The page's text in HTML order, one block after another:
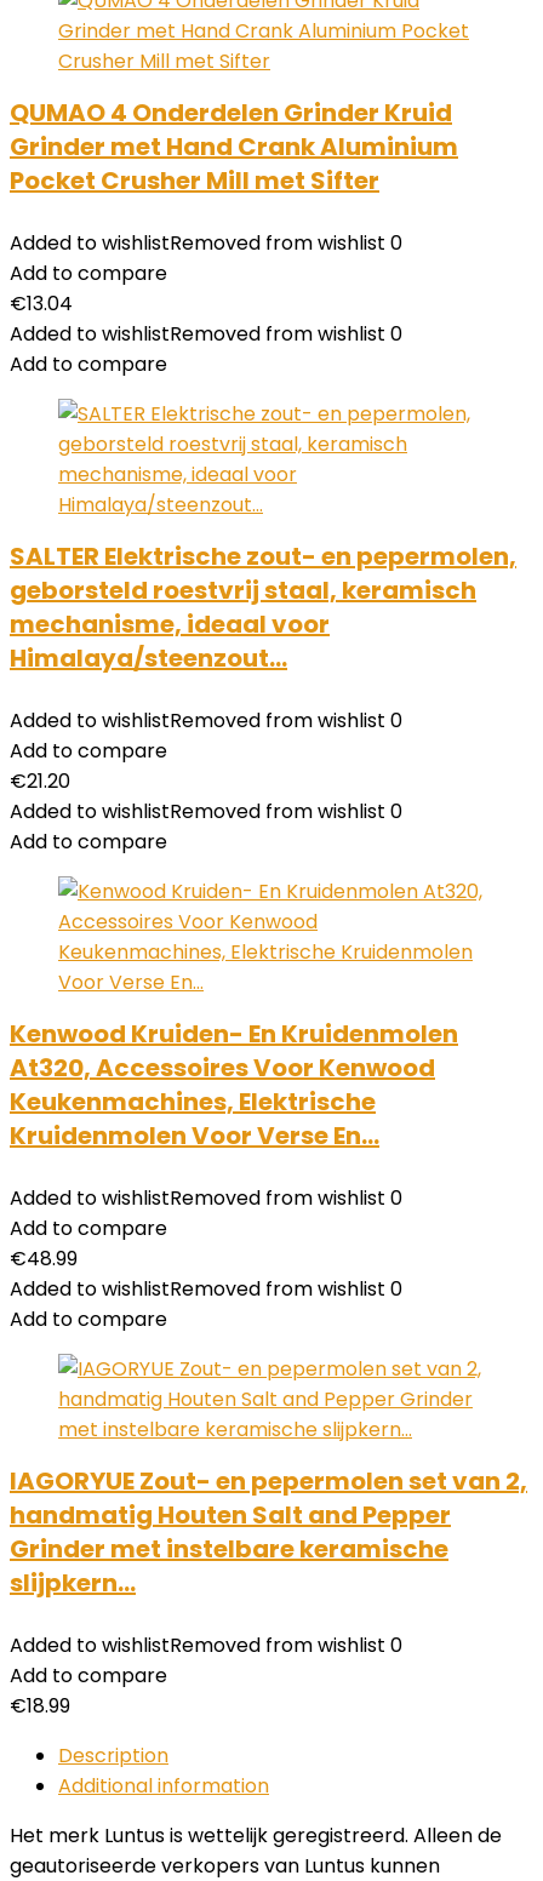
QUMAO 4 Onderdelen Grinder Kruid
Grinder met Hand Crank Aluminium
Pocket Crusher Mill met Sifter
Added to wishlistRemoved from wishlist 0
Add to compare
€13.04
Added to wishlistRemoved from wishlist 0
Add to compare
SALTER Elektrische zout- en pepermolen,
geborsteld roestvrij staal, keramisch
mechanisme, ideaal voor
Himalaya/steenzout…
Added to wishlistRemoved from wishlist 0
Add to compare
€21.20
Added to wishlistRemoved from wishlist 0
Add to compare
Kenwood Kruiden- En Kruidenmolen
At320, Accessoires Voor Kenwood
Keukenmachines, Elektrische
Kruidenmolen Voor Verse En…
Added to wishlistRemoved from wishlist 0
Add to compare
€48.99
Added to wishlistRemoved from wishlist 0
Add to compare
IAGORYUE Zout- en pepermolen set van 2,
handmatig Houten Salt and Pepper
Grinder met instelbare keramische
slijpkern…
Added to wishlistRemoved from wishlist 0
Add to compare
€18.99
Description
Additional information
Het merk Luntus is wettelijk geregistreerd. Alleen de
geautoriseerde verkopers van Luntus kunnen